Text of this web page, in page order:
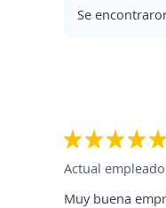
Se
Actual empleado
Muy buena